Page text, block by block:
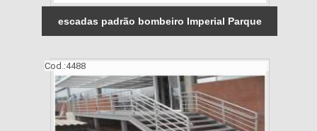
escadas padrão bombeiro Imperial Parque
Cod.:4488